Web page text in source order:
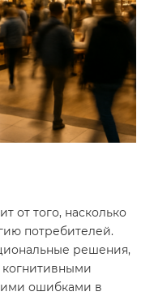
бизнеса
бизнеса
от того, насколько
потребителей.
решения,
когнитивными
ошибками в